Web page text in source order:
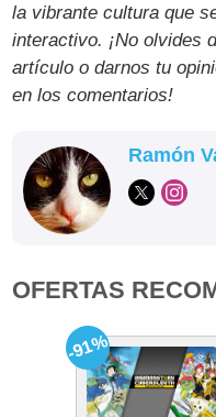
la vibrante cultura que
interactivo. ¡No olvides
artículo o darnos tu
en los comentarios!
Ramón
OFERTAS
-91%